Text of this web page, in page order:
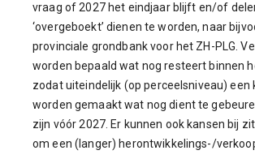
vraag of 2027 het eindjaar blijft en/of
‘overgeboekt’ dienen te worden, naar
provinciale grondbank voor het ZH-PLG.
worden bepaald wat nog resteert binnen
zodat uiteindelijk (op perceelsniveau) een
worden gemaakt wat nog dient te
zijn vóór 2027. Er kunnen ook kansen bij
om een (langer) herontwikkelings-/